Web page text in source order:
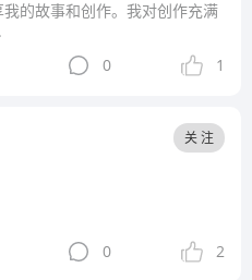
的故事和创作。我对创作充满
0 1
关 注
0 2